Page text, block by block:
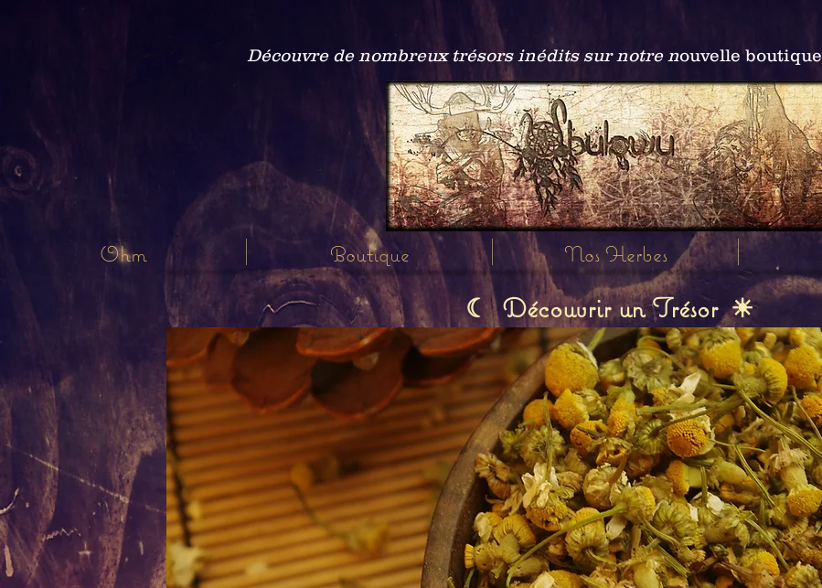
Découvre de nombreux trésors inédits sur notre nouvelle boutique
Ohm Boutique Nos Herbes
☾Découvrir un Trésor ☀